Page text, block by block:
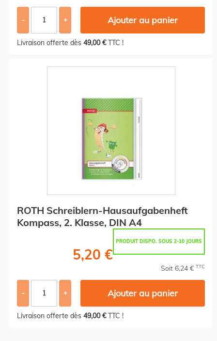
- + Ajouter au panier
Livraison offerte dès 49,00 €TTC !
ROTH Schreiblern-Hausaufgabenheft
Kompass, 2. Klasse, DIN A4
PRODUIT DISPO. SOUS 2-10 JOURS
5,20 €
Soit 6,24 € TTC
- + Ajouter au panier
Livraison offerte dès 49,00 €TTC !